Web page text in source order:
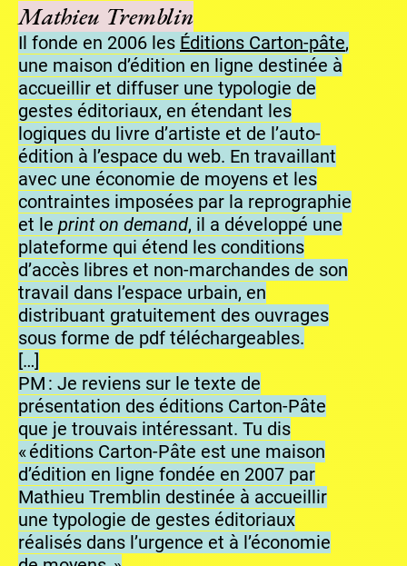
Mathieu Tremblin
Il fonde en 2006 les Éditions Carton-pâte,
une maison d’édition en ligne destinée à
accueillir et diffuser une typologie de
gestes éditoriaux, en étendant les
logiques du livre d’artiste et de l’auto-
édition à l’espace du web. En travaillant
avec une économie de moyens et les
contraintes imposées par la reprographie
et le print on demand, il a développé une
plateforme qui étend les conditions
d’accès libres et non-marchandes de son
travail dans l’espace urbain, en
distribuant gratuitement des ouvrages
sous forme de pdf téléchargeables.
[…]
PM : Je reviens sur le texte de
présentation des éditions Carton-Pâte
que je trouvais intéressant. Tu dis
« éditions Carton-Pâte est une maison
d’édition en ligne fondée en 2007 par
Mathieu Tremblin destinée à accueillir
une typologie de gestes éditoriaux
réalisés dans l’urgence et à l’économie